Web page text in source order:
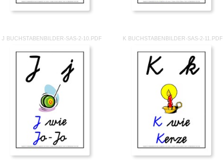
J BUCHSTABENBILDER-SAS-2-10.PDF K BUCHSTABENBILDER-SAS-2-11.PDF